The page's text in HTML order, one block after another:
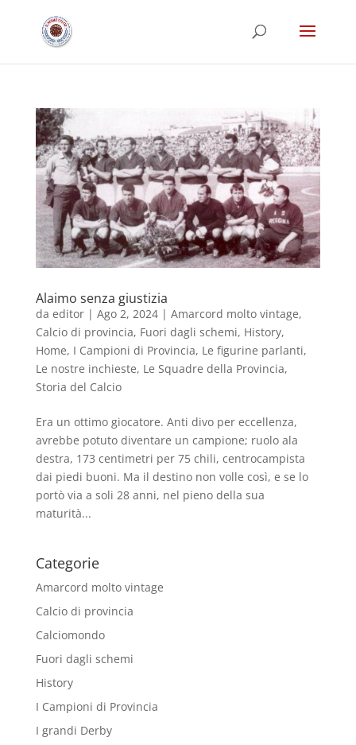
Alaimo senza giustizia
da editor| Ago 2, 2024| Amarcord molto vintage,
Calcio di provincia, Fuori dagli schemi, History,
Home, I Campioni di Provincia, Le figurine parlanti,
Le nostre inchieste, Le Squadre della Provincia,
Storia del Calcio
Era un ottimo giocatore. Anti divo per eccellenza,
avrebbe potuto diventare un campione; ruolo ala
destra, 173 centimetri per 75 chili, centrocampista
dai piedi buoni. Ma il destino non volle così, e se lo
portò via a soli 28 anni, nel pieno della sua
maturità...
Categorie
Amarcord molto vintage
Calcio di provincia
Calciomondo
Fuori dagli schemi
History
I Campioni di Provincia
I grandi Derby